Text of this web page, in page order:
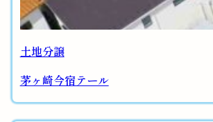
土地分譲
茅ヶ崎今宿テール